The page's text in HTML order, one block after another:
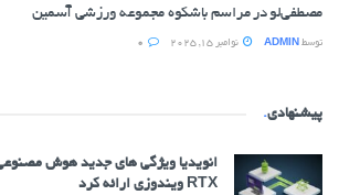
مصطفی‌لو در مراسم باشکوه مجموعه ورزشی آسمین
توسط ADMIN نوامبر 15, 2025
پیشنهادی.
انویدیا ویژگی های جدید هوش مصنوعی
RTX ویندوزی ارائه کرد